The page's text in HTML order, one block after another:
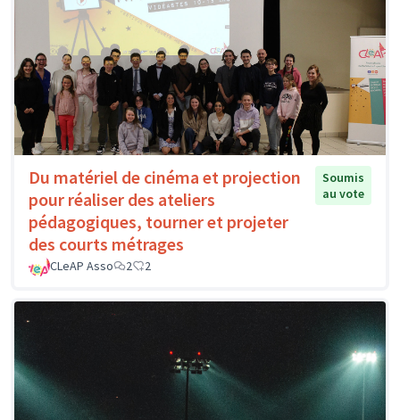
Du matériel de cinéma et projection
pour réaliser des ateliers
pédagogiques, tourner et projeter
des courts métrages
Soumis
au vote
CLeAP Asso 2 2